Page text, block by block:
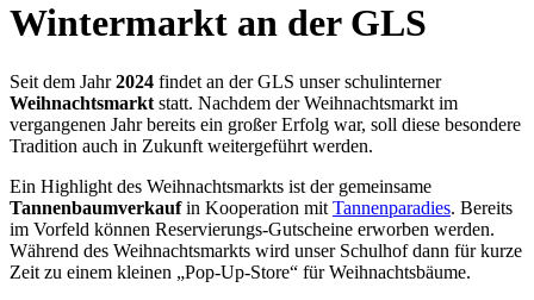
Wintermarkt an der GLS
Seit dem Jahr2024 findet an der GLS unser schulinterner
Weihnachtsmarkt statt. Nachdem der Weihnachtsmarkt im
vergangenen Jahr bereits ein großer Erfolg war, soll diese besondere
Tradition auch in Zukunft weitergeführt werden.
Ein Highlight des Weihnachtsmarkts ist der gemeinsame
Tannenbaumverkaufin Kooperation mit Tannenparadies. Bereits
im Vorfeld können Reservierungs-Gutscheine erworben werden.
Während des Weihnachtsmarkts wird unser Schulhof dann für kurze
Zeit zu einem kleinen „Pop-Up-Store“ für Weihnachtsbäume.